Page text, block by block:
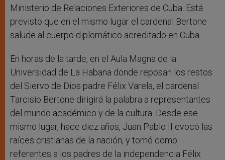
Ministerio de Relaciones Exteriores de Cuba. Está
previsto que en el mismo lugar el cardenal Bertone
salude al cuerpo diplomático acreditado en Cuba.
En horas de la tarde, en el Aula Magna de la
Universidad de La Habana donde reposan los restos
del Siervo de Dios padre Félix Varela, el cardenal
Tarcisio Bertone dirigirá la palabra a representantes
del mundo académico y de la cultura. Desde ese
mismo lugar, hace diez años, Juan Pablo II evocó las
raíces cristianas de la nación, y tomó como
referentes a los padres de la independencia Félix